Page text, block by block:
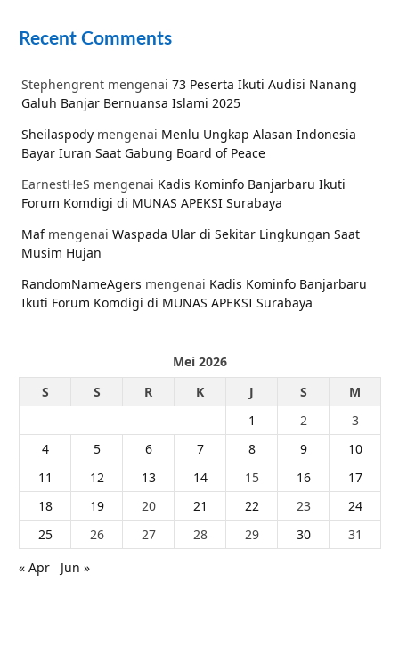
Recent Comments
Stephengrent mengenai 73 Peserta Ikuti Audisi Nanang
Galuh Banjar Bernuansa Islami 2025
Sheilaspody mengenai Menlu Ungkap Alasan Indonesia
Bayar Iuran Saat Gabung Board of Peace
EarnestHeS mengenai Kadis Kominfo Banjarbaru Ikuti
Forum Komdigi di MUNAS APEKSI Surabaya
Mafmengenai Waspada Ular di Sekitar Lingkungan Saat
Musim Hujan
RandomNameAgers mengenai Kadis Kominfo Banjarbaru
Ikuti Forum Komdigi di MUNAS APEKSI Surabaya
Mei 2026
S
S R K J S
M
1
2
3
4
5 6 7 8 9
10
11
12 13 14 15 16
17
18
19 20 21 22 23
24
25
26 27 28 29 30
31
« Apr
Jun »